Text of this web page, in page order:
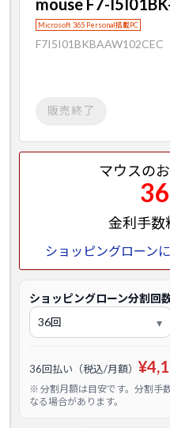
mouse F7-
Microsoft 365 Personal搭載PC
F7I5I01BKBAAW102CEC
販売終了
マウスの
36
金利手数
ショッピングローン
ショッピングローン分割回
36回払い（税込/月額）
※ 分割月額は目安です。分割手
なる場合があります。